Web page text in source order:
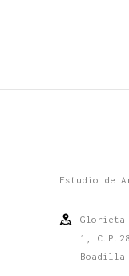
Estudio de
Glorieta
1,
Boadilla